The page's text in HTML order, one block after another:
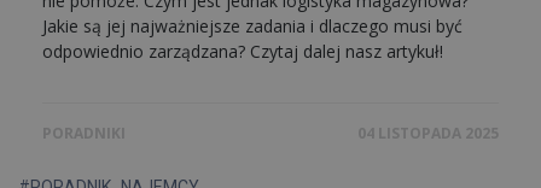
Jakie są jej najważniejsze zadania i dlaczego musi być
odpowiednio zarządzana? Czytaj dalej nasz artykuł!
PORADNIKI 04 LISTOPADA 2025